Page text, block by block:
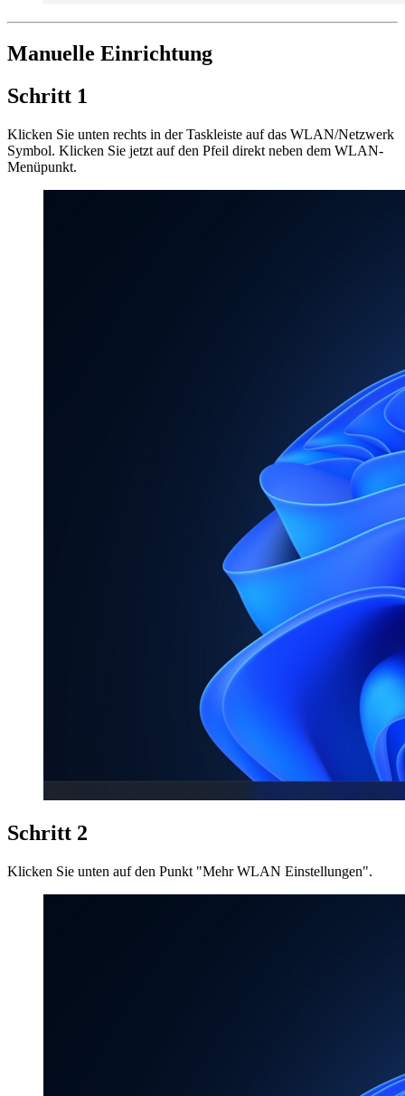
Manuelle Einrichtung
Schritt 1
Klicken Sie unten rechts in der Taskleiste auf das WLAN/Netzwerk
Symbol. Klicken Sie jetzt auf den Pfeil direkt neben dem WLAN-
Menüpunkt.
Schritt 2
Klicken Sie unten auf den Punkt "Mehr WLAN Einstellungen".